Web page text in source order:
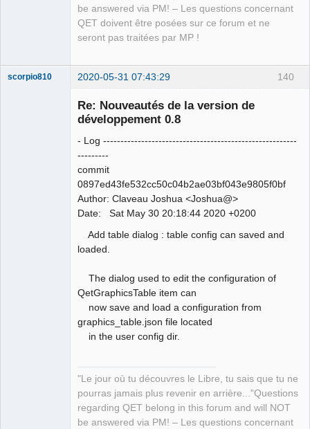
be answered via PM! – Les questions concernant
QET doivent être posées sur ce forum et ne
seront pas traitées par MP !
140
scorpio810 2020-05-31 07:43:29
Re: Nouveautés de la version de
développement 0.8
- Log --------------------------------------------------------
---------
commit
0897ed43fe532cc50c04b2ae03bf043e9805f0bf
Author: Claveau Joshua <Joshua@>
Date: Sat May 30 20:18:44 2020 +0200
Add table dialog : table config can saved and
loaded.
The dialog used to edit the configuration of
QetGraphicsTable item can
now save and load a configuration from
graphics_table.json file located
in the user config dir.
"Le jour où tu découvres le Libre, tu sais que tu ne
pourras jamais plus revenir en arrière..."Questions
regarding QET belong in this forum and will NOT
be answered via PM! – Les questions concernant